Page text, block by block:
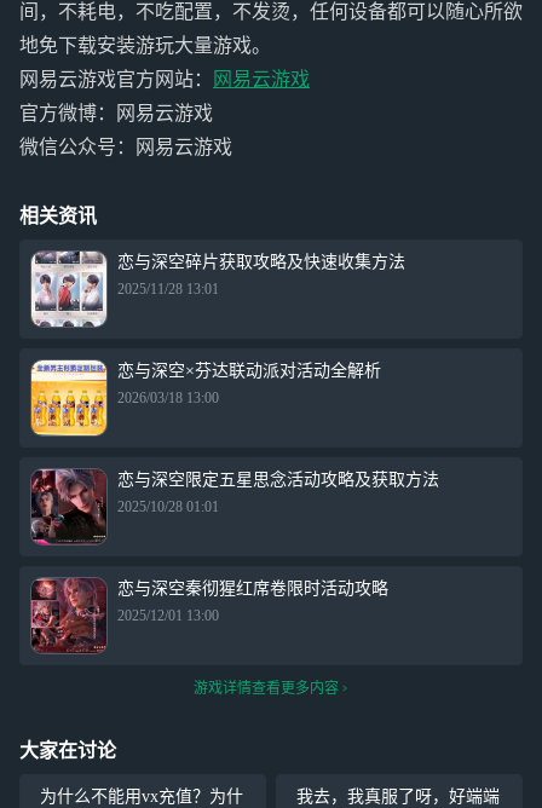
间，不耗电，不吃配置，不发烫，任何设备都可以随心所欲
地免下载安装游玩大量游戏。
网易云游戏官方网站：
网易云游戏
官方微博：网易云游戏
微信公众号：网易云游戏
相关资讯
恋与深空碎片获取攻略及快速收集方法
2025/11/28 13:01
恋与深空×芬达联动派对活动全解析
2026/03/18 13:00
恋与深空限定五星思念活动攻略及获取方法
2025/10/28 01:01
恋与深空秦彻猩红席卷限时活动攻略
2025/12/01 13:00
游戏详情查看更多内容
大家在讨论
为什么不能用vx充值？为什
我去，我真服了呀，好端端